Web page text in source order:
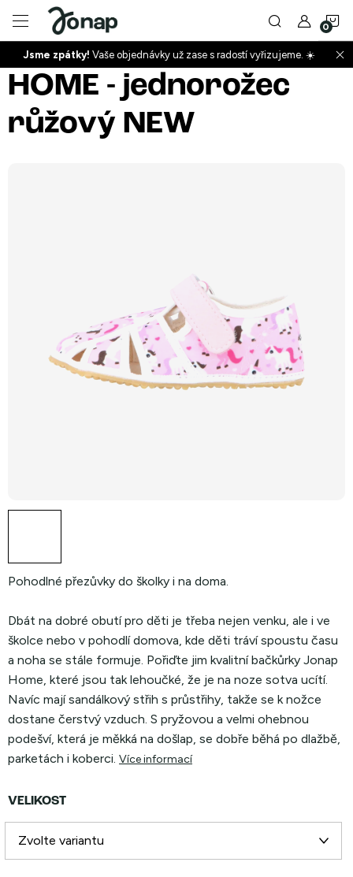
obsah
Jsme zpátky! Vaše objednávky už zase s radostí vyřizujeme. ☀️
HOME - jednorožec
růžový NEW
Pohodlné přezůvky do školky i na doma.
Dbát na dobré obutí pro děti je třeba nejen venku, ale i ve
školce nebo v pohodlí domova, kde děti tráví spoustu času
a noha se stále formuje. Pořiďte jim kvalitní bačkůrky Jonap
Home, které jsou tak lehoučké, že je na noze sotva ucítí.
Navíc mají sandálkový střih s průstřihy, takže se k nožce
dostane čerstvý vzduch. S pryžovou a velmi ohebnou
podešví, která je měkká na došlap, se dobře běhá po dlažbě,
parketách i koberci. Více informací
VELIKOST